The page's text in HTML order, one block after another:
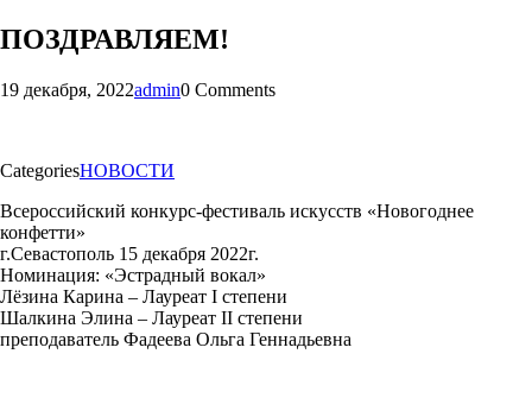
ПОЗДРАВЛЯЕМ!
19 декабря, 2022admin0 Comments
CategoriesНОВОСТИ
Всероссийский конкурс-фестиваль искусств «Новогоднее
конфетти»
г.Севастополь 15 декабря 2022г.
Номинация: «Эстрадный вокал»
Лёзина Карина – Лауреат I степени
Шалкина Элина – Лауреат II степени
преподаватель Фадеева Ольга Геннадьевна